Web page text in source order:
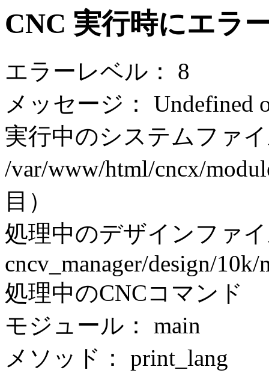
CNC 実行時にエラ
エラーレベル： 8
メッセージ： Undefined
実行中のシステムファ
/var/www/html/cncx/
目）
処理中のデザインファ
cncv_manager/design/10k/
処理中のCNCコマンド
モジュール： main
メソッド： print_lang